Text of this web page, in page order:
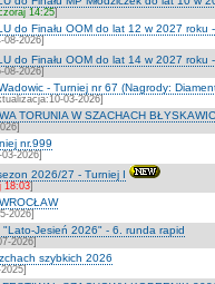
14:25]
do Finału OOM do lat 12 w 2027 roku
2026]
do Finału OOM do lat 14 w 2027 roku
2026]
- Turniej nr 67 (Nagrody:
03-2026]
TORUNIA W SZACHACH
nr.999
2026]
2026/27 - Turniej I
18:03]
2026]
"Lato-Jesień 2026" - 6. runda rapid
2026]
szybkich 2026